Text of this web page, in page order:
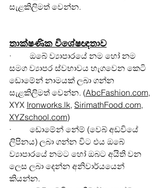
සැළකිලිමත් වෙන්න.
තාක්ෂණික විශේෂඥතාව
·         ඔබේ ව්‍යාපාරයේ නම හෝ නම
සමග ව්‍යාපර ස්වභාවය හැගවෙන කෙටි
ඩොමේන් නාමයක් ලබා ගන්න
සැළකිලිමත් වෙන්න. (AbcFashion.com,
XYX Ironworks.lk, SirimathFood.com,
XYZschool.com)
·         ඩොමේන් නේම් (වෙබ් අඩවියේ
ලිපිනය) ලබා ගන්න විට එය ඔබේ
ව්‍යාපාරයේ නමට හෝ ඔබට අයිති වන
ලෙස ලබා දෙන්න අනිවාර්යයෙන්
කියන්න.